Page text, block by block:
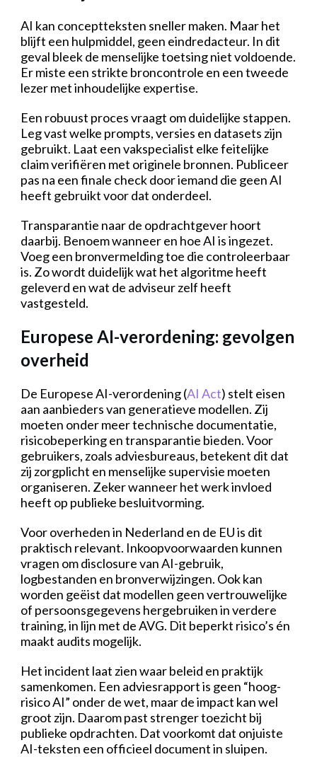
AI kan conceptteksten sneller maken. Maar het
blijft een hulpmiddel, geen eindredacteur. In dit
geval bleek de menselijke toetsing niet voldoende.
Er miste een strikte broncontrole en een tweede
lezer met inhoudelijke expertise.
Een robuust proces vraagt om duidelijke stappen.
Leg vast welke prompts, versies en datasets zijn
gebruikt. Laat een vakspecialist elke feitelijke
claim verifiëren met originele bronnen. Publiceer
pas na een finale check door iemand die geen AI
heeft gebruikt voor dat onderdeel.
Transparantie naar de opdrachtgever hoort
daarbij. Benoem wanneer en hoe AI is ingezet.
Voeg een bronvermelding toe die controleerbaar
is. Zo wordt duidelijk wat het algoritme heeft
geleverd en wat de adviseur zelf heeft
vastgesteld.
Europese AI-verordening: gevolgen
overheid
De Europese AI-verordening (AI Act) stelt eisen
aan aanbieders van generatieve modellen. Zij
moeten onder meer technische documentatie,
risicobeperking en transparantie bieden. Voor
gebruikers, zoals adviesbureaus, betekent dit dat
zij zorgplicht en menselijke supervisie moeten
organiseren. Zeker wanneer het werk invloed
heeft op publieke besluitvorming.
Voor overheden in Nederland en de EU is dit
praktisch relevant. Inkoopvoorwaarden kunnen
vragen om disclosure van AI-gebruik,
logbestanden en bronverwijzingen. Ook kan
worden geëist dat modellen geen vertrouwelijke
of persoonsgegevens hergebruiken in verdere
training, in lijn met de AVG. Dit beperkt risico’s én
maakt audits mogelijk.
Het incident laat zien waar beleid en praktijk
samenkomen. Een adviesrapport is geen “hoog-
risico AI” onder de wet, maar de impact kan wel
groot zijn. Daarom past strenger toezicht bij
publieke opdrachten. Dat voorkomt dat onjuiste
AI-teksten een officieel document in sluipen.